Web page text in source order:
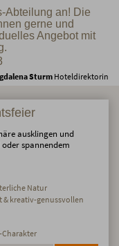
Abteilung an! Die
gerne und
Angebot mit
SturmHoteldirektorin
ausklingen und
spannendem
Natur
& kreativ-genussvollen